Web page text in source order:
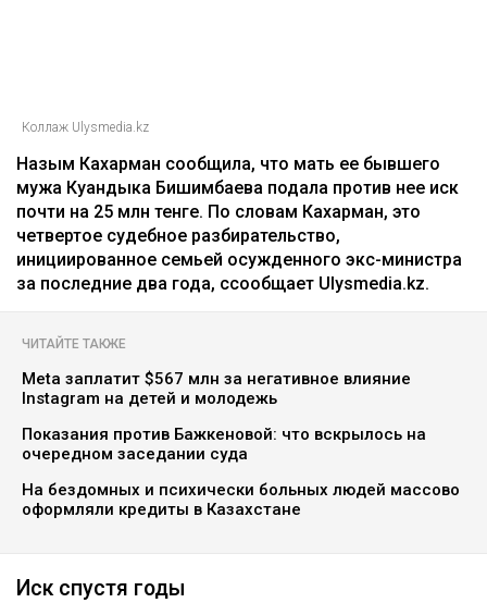
Коллаж Ulysmedia.kz
Назым Кахарман сообщила, что мать ее бывшего
мужа Куандыка Бишимбаева подала против нее иск
почти на 25 млн тенге. По словам Кахарман, это
четвертое судебное разбирательство,
инициированное семьей осужденного экс-министра
за последние два года, ссообщает Ulysmedia.kz.
ЧИТАЙТЕ ТАКЖЕ
Meta заплатит $567 млн за негативное влияние
Instagram на детей и молодежь
Показания против Бажкеновой: что вскрылось на
очередном заседании суда
На бездомных и психически больных людей массово
оформляли кредиты в Казахстане
Иск спустя годы